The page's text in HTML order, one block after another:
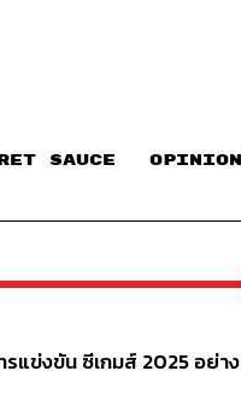
SAUCE​ OPINION
แข่งขัน ซีเกมส์ 2025 อย่าง